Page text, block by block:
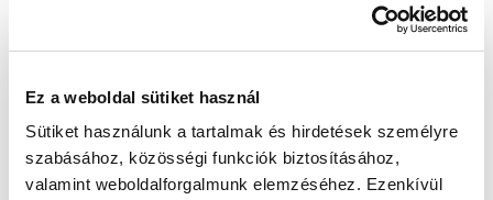
Ez a weboldal sütiket használ
Sütiket használunk a tartalmak és hirdetések személyre
szabásához, közösségi funkciók biztosításához,
valamint weboldalforgalmunk elemzéséhez. Ezenkívül
39 990 Ft